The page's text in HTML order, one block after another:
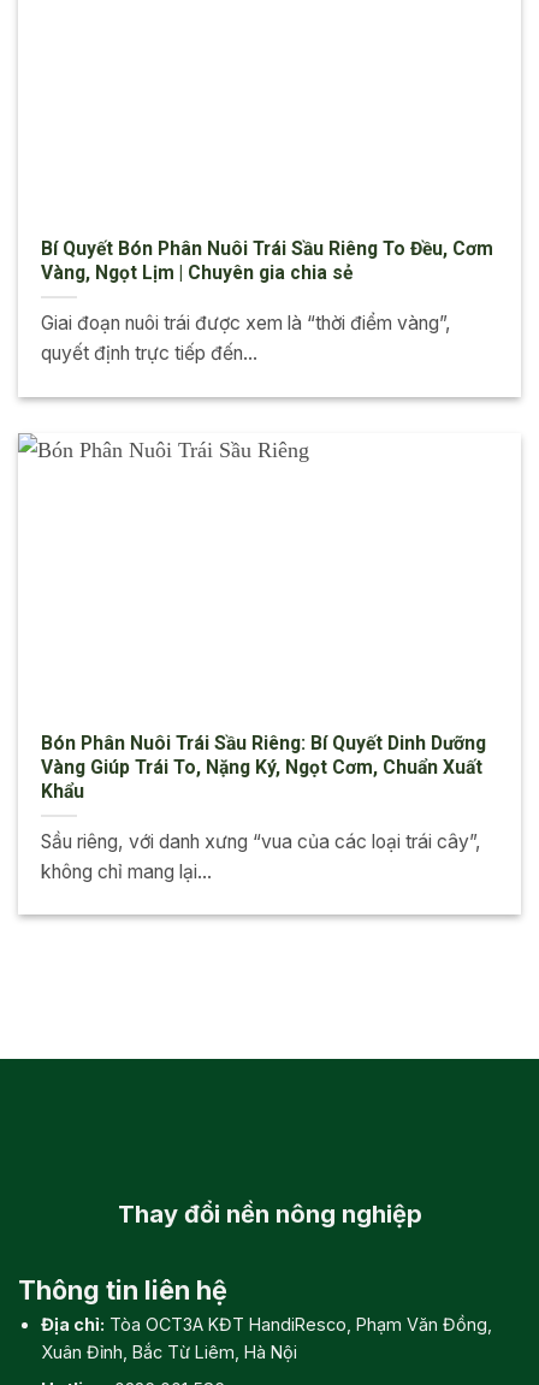
Bí Quyết Bón Phân Nuôi Trái Sầu Riêng To Đều, Cơm
Vàng, Ngọt Lịm | Chuyên gia chia sẻ
Giai đoạn nuôi trái được xem là “thời điểm vàng”,
quyết định trực tiếp đến...
Bón Phân Nuôi Trái Sầu Riêng: Bí Quyết Dinh Dưỡng
Vàng Giúp Trái To, Nặng Ký, Ngọt Cơm, Chuẩn Xuất
Khẩu
Sầu riêng, với danh xưng “vua của các loại trái cây”,
không chỉ mang lại...
Thay đổi nền nông nghiệp
Thông tin liên hệ
Địa chỉ: Tòa OCT3A KĐT HandiResco, Phạm Văn Đồng,
Xuân Đỉnh, Bắc Từ Liêm, Hà Nội